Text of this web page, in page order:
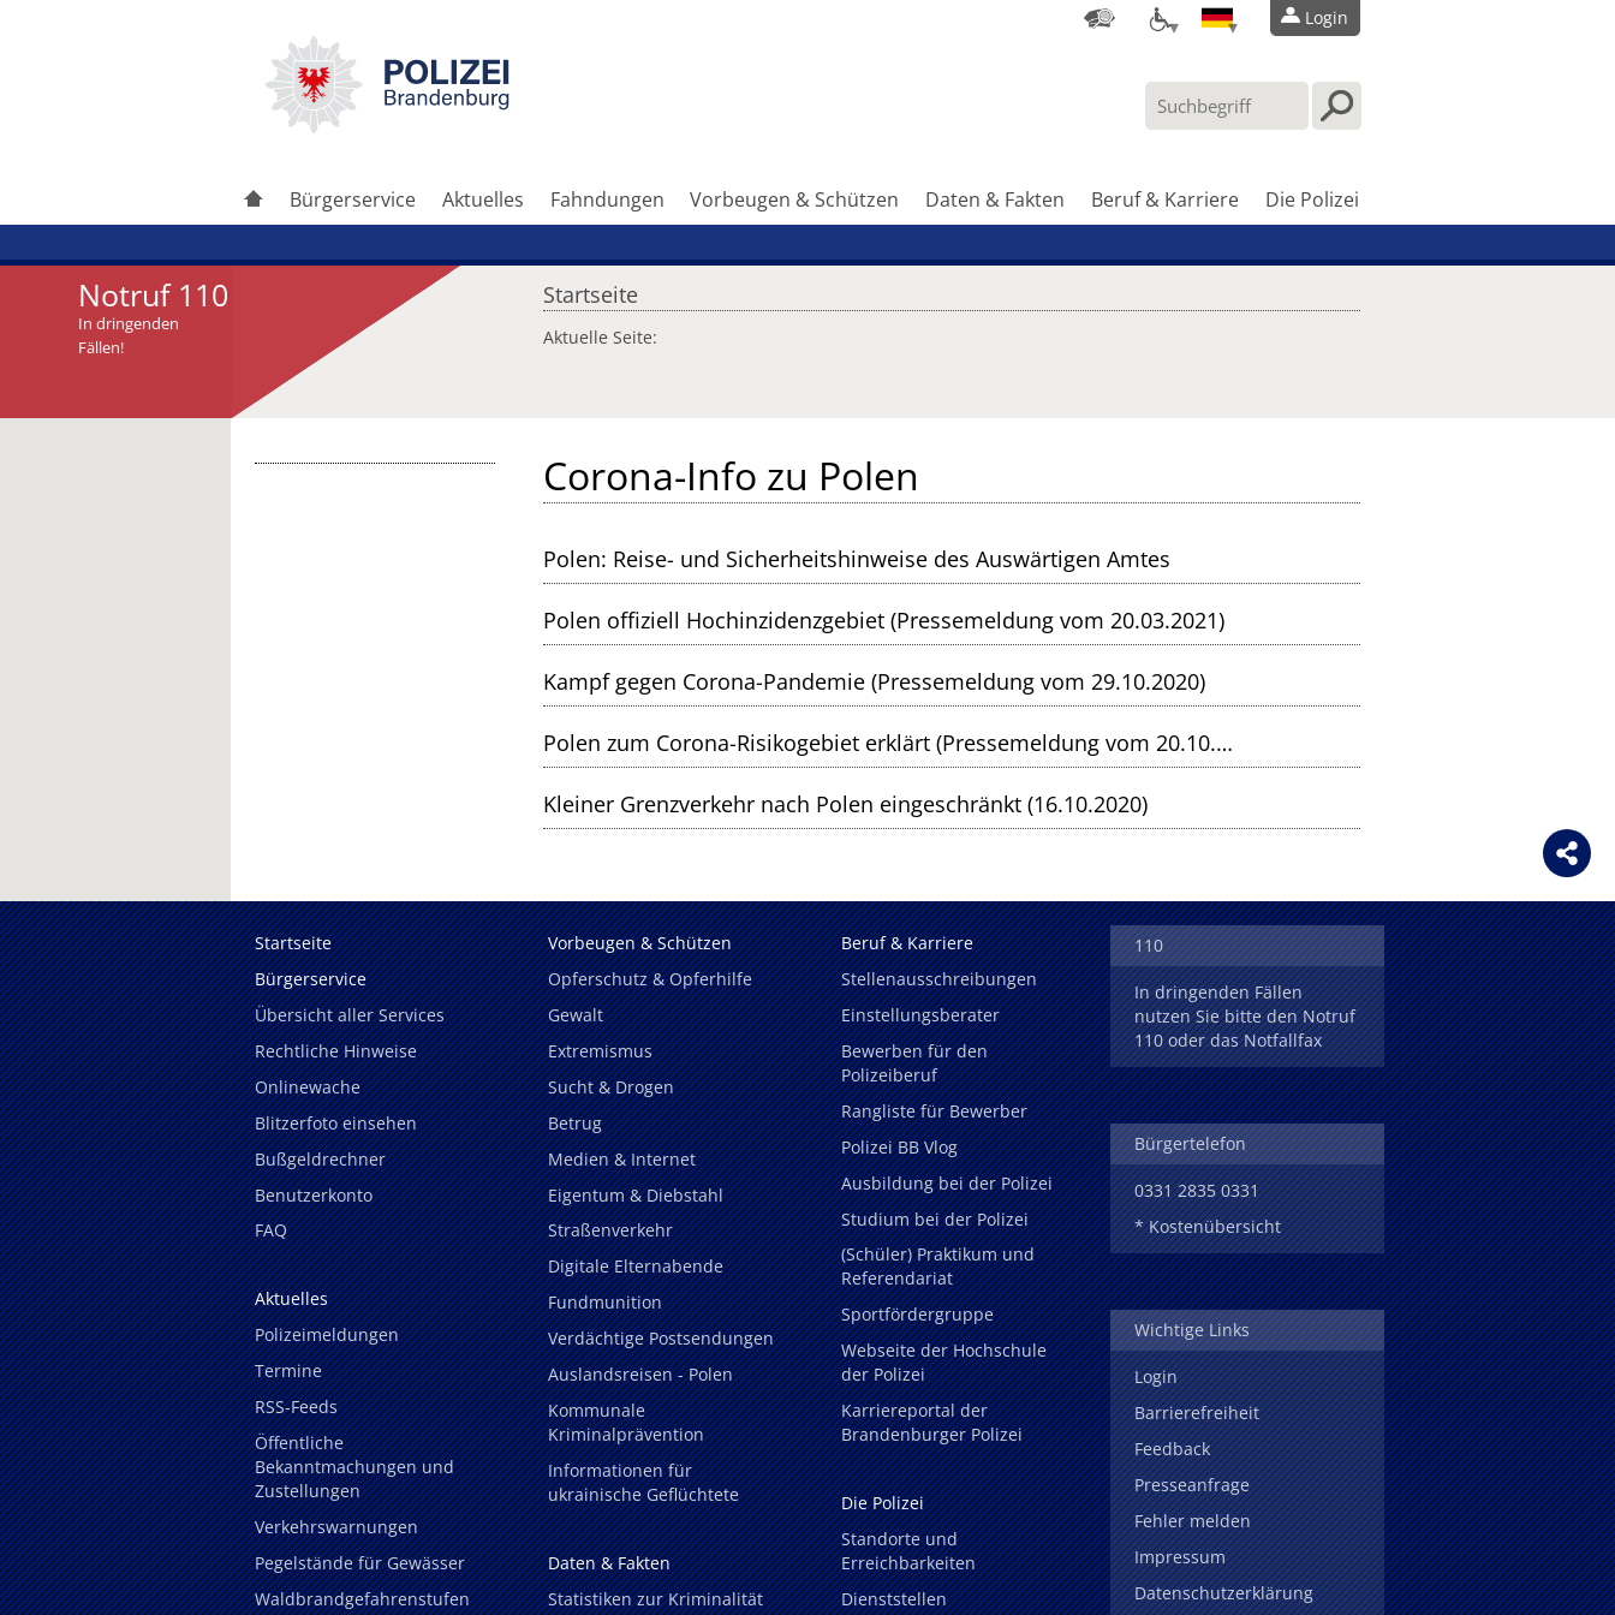
Login
Bürgerservice Aktuelles Fahndungen Vorbeugen & Schützen Daten & Fakten Beruf & Karriere Die Polizei
Notruf 110
In dringenden
Fällen!
Startseite
Aktuelle Seite:
Corona-Info zu Polen
Polen: Reise- und Sicherheitshinweise des Auswärtigen Amtes
Polen offiziell Hochinzidenzgebiet (Pressemeldung vom 20.03.2021)
Kampf gegen Corona-Pandemie (Pressemeldung vom 29.10.2020)
Polen zum Corona-Risikogebiet erklärt (Pressemeldung vom 20.10.2020)
Kleiner Grenzverkehr nach Polen eingeschränkt (16.10.2020)
Startseite
Bürgerservice
Übersicht aller Services
Rechtliche Hinweise
Onlinewache
Blitzerfoto einsehen
Bußgeldrechner
Benutzerkonto
FAQ
Aktuelles
Polizeimeldungen
Termine
RSS-Feeds
Öffentliche
Bekanntmachungen und
Zustellungen
Verkehrswarnungen
Pegelstände für Gewässer
Waldbrandgefahrenstufen
Vorbeugen & Schützen
Opferschutz & Opferhilfe
Gewalt
Extremismus
Sucht & Drogen
Betrug
Medien & Internet
Eigentum & Diebstahl
Straßenverkehr
Digitale Elternabende
Fundmunition
Verdächtige Postsendungen
Auslandsreisen - Polen
Kommunale
Kriminalprävention
Informationen für
ukrainische Geflüchtete
Daten & Fakten
Statistiken zur Kriminalität
Beruf & Karriere
Stellenausschreibungen
Einstellungsberater
Bewerben für den
Polizeiberuf
Rangliste für Bewerber
Polizei BB Vlog
Ausbildung bei der Polizei
Studium bei der Polizei
(Schüler) Praktikum und
Referendariat
Sportfördergruppe
Webseite der Hochschule
der Polizei
Karriereportal der
Brandenburger Polizei
Die Polizei
Standorte und
Erreichbarkeiten
Dienststellen
110
In dringenden Fällen
nutzen Sie bitte den Notruf
110 oder das Notfallfax
Bürgertelefon
0331 2835 0331
* Kostenübersicht
Wichtige Links
Login
Barrierefreiheit
Feedback
Presseanfrage
Fehler melden
Impressum
Datenschutzerklärung